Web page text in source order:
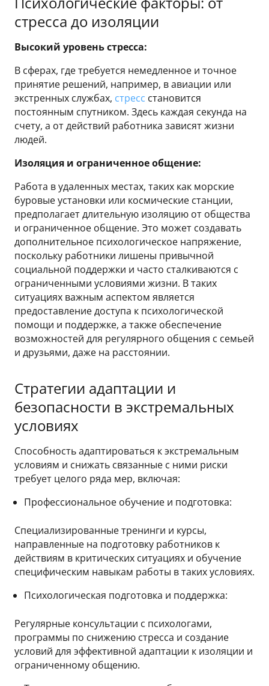
стресса до изоляции
Высокий уровень стресса:
В сферах, где требуется немедленное и точное
принятие решений, например, в авиации или
экстренных службах, стресс становится
постоянным спутником. Здесь каждая секунда на
счету, а от действий работника зависят жизни
людей.
Изоляция и ограниченное общение:
Работа в удаленных местах, таких как морские
буровые установки или космические станции,
предполагает длительную изоляцию от общества
и ограниченное общение. Это может создавать
дополнительное психологическое напряжение,
поскольку работники лишены привычной
социальной поддержки и часто сталкиваются с
ограниченными условиями жизни. В таких
ситуациях важным аспектом является
предоставление доступа к психологической
помощи и поддержке, а также обеспечение
возможностей для регулярного общения с семьей
и друзьями, даже на расстоянии.
Стратегии адаптации и
безопасности в экстремальных
условиях
Способность адаптироваться к экстремальным
условиям и снижать связанные с ними риски
требует целого ряда мер, включая:
Профессиональное обучение и подготовка:
Специализированные тренинги и курсы,
направленные на подготовку работников к
действиям в критических ситуациях и обучение
специфическим навыкам работы в таких условиях.
Психологическая подготовка и поддержка:
Регулярные консультации с психологами,
программы по снижению стресса и создание
условий для эффективной адаптации к изоляции и
ограниченному общению.